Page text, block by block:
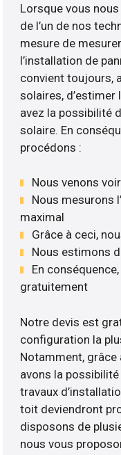
Lorsque vous
de l’un de nos
mesure de
l’installation de
convient toujours,
solaires,
avez la possibilité
solaire. En
procédons :
Nous venons
Nous mesurons
maximal
Grâce à ceci,
Nous estimons
En
gratuitement
Notre devis est
configuration la
Notamment, grâce
avons la
travaux
toit deviendront
disposons de
nous vous